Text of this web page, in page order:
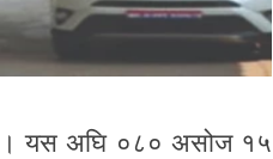
छ । यस अघि ०८० असोज १५